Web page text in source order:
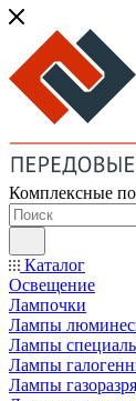
Комплексные
Каталог
Освещение
Лампочки
Лампы
Лампы
Лампы
Лампы